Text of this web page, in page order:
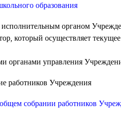
образования
органом
, который осуществляет
органами управления
работников Учреждения
собрании работников